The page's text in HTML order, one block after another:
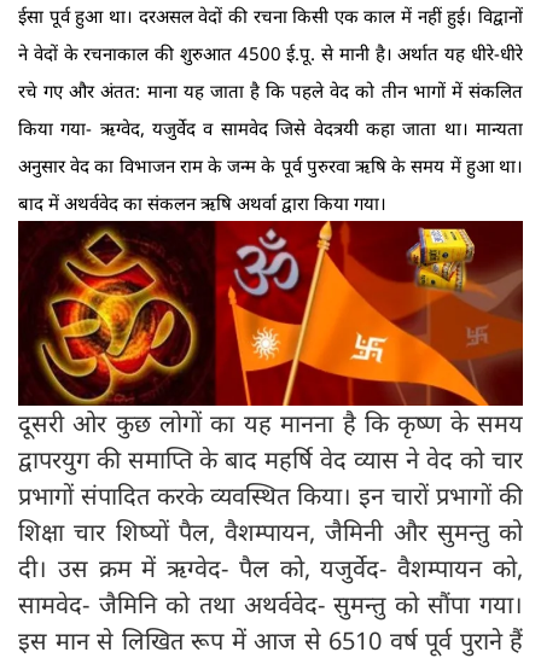
ईसा पूर्व हुआ था। दरअसल वेदों की रचना किसी एक काल में नहीं हुई। विद्वानों
ने वेदों के रचनाकाल की शुरुआत 4500 ई.पू. से मानी है। अर्थात यह धीरे-धीरे
रचे गए और अंतत: माना यह जाता है कि पहले वेद को तीन भागों में संकलित
किया गया- ऋग्‍वेद, यजुर्वेद व सामवेद जि‍से वेदत्रयी कहा जाता था। मान्यता
अनुसार वेद का वि‍भाजन राम के जन्‍म के पूर्व पुरुरवा ऋषि के समय में हुआ था।
बाद में अथर्ववेद का संकलन ऋषि‍ अथर्वा द्वारा कि‍या गया।
दूसरी ओर कुछ लोगों का यह मानना है कि कृष्ण के समय
द्वापरयुग की समाप्ति के बाद महर्षि वेद व्यास ने वेद को चार
प्रभागों संपादित करके व्यवस्थित किया। इन चारों प्रभागों की
शिक्षा चार शिष्यों पैल, वैशम्पायन, जैमिनी और सुमन्तु को
दी। उस क्रम में ऋग्वेद- पैल को, यजुर्वेद- वैशम्पायन को,
सामवेद- जैमिनि को तथा अथर्ववेद- सुमन्तु को सौंपा गया।
इस मान से लिखित रूप में आज से 6510 वर्ष पूर्व पुराने हैं